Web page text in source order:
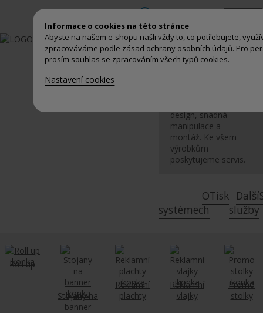
Výstavní,
prezentační a
design, snadná
manipulace a
montáž. Ke všem
výrobkům
poskytujeme servis.
O
systémech
Tisk Další
služby
Roll up
Stojany na
banner
Reklamní
plachty
Reklamní
vlajky
Promo
stolky
Informace o cookies na této stránce
Abyste na našem e-shopu našli vždy to, co potřebujete,
zpracováváme podle zásad ochrany osobních údajů. Pro
prosím souhlas se zpracováním všech typů cookies.
Nastavení cookies